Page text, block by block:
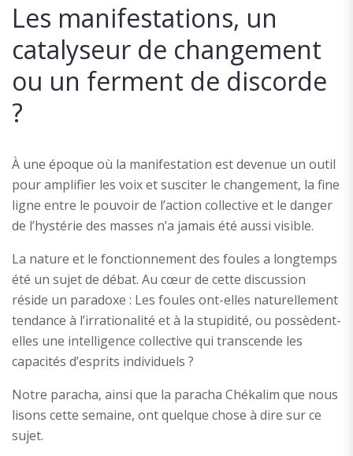
Les manifestations, un
catalyseur de changement
ou un ferment de discorde
?
À une époque où la manifestation est devenue un outil
pour amplifier les voix et susciter le changement, la fine
ligne entre le pouvoir de l’action collective et le danger
de l’hystérie des masses n’a jamais été aussi visible.
La nature et le fonctionnement des foules a longtemps
été un sujet de débat. Au cœur de cette discussion
réside un paradoxe : Les foules ont-elles naturellement
tendance à l’irrationalité et à la stupidité, ou possèdent-
elles une intelligence collective qui transcende les
capacités d’esprits individuels ?
Notre paracha, ainsi que la paracha Chékalim que nous
lisons cette semaine, ont quelque chose à dire sur ce
sujet.